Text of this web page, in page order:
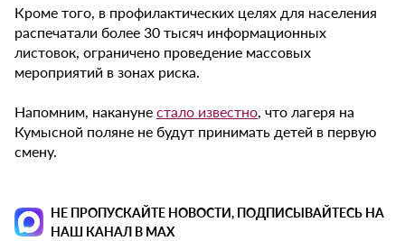
Кроме того, в профилактических целях для населения
распечатали более 30 тысяч информационных
листовок, ограничено проведение массовых
мероприятий в зонах риска.
Напомним, наканунестало известно, что лагеря на
Кумысной поляне не будут принимать детей в первую
смену.
НЕ ПРОПУСКАЙТЕ НОВОСТИ, ПОДПИСЫВАЙТЕСЬ НА
НАШ КАНАЛ В MAX